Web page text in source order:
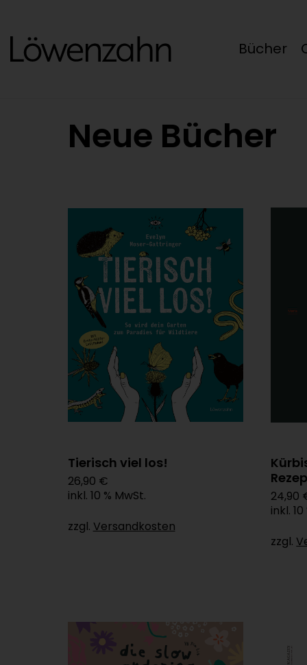
Bücher
Neue Bücher
Tierisch viel los!
26,90 €
inkl. 10 % MwSt.
zzgl. Versandkosten
24,90
inkl.
zzgl.